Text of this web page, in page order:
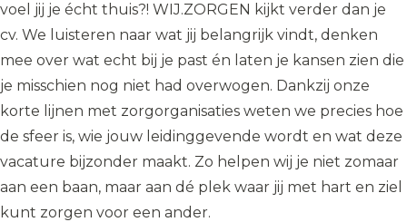
voel jij je écht thuis?! WIJ.ZORGEN kijkt verder dan je
cv. We luisteren naar wat jij belangrijk vindt, denken
mee over wat echt bij je past én laten je kansen zien die
je misschien nog niet had overwogen. Dankzij onze
korte lijnen met zorgorganisaties weten we precies hoe
de sfeer is, wie jouw leidinggevende wordt en wat deze
vacature bijzonder maakt. Zo helpen wij je niet zomaar
aan een baan, maar aan dé plek waar jij met hart en ziel
kunt zorgen voor een ander.